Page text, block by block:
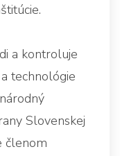
a kontroluje
technológie
Slovenskej
členom